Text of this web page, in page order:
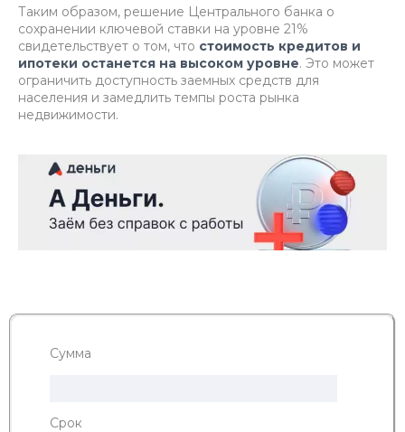
Таким образом, решение Центрального банка о
сохранении ключевой ставки на уровне 21%
свидетельствует о том, что стоимость кредитов и
ипотеки останется на высоком уровне. Это может
ограничить доступность заемных средств для
населения и замедлить темпы роста рынка
недвижимости.
Сумма
Срок